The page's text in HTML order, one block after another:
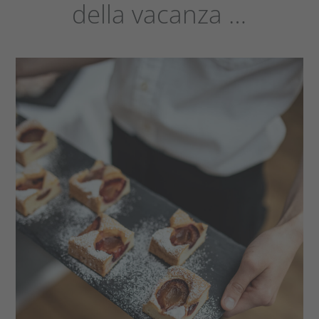
della vacanza …